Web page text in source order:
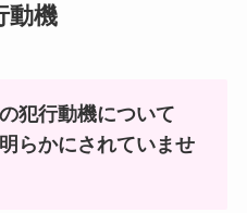
動機
犯行動機について
らかにされていませ